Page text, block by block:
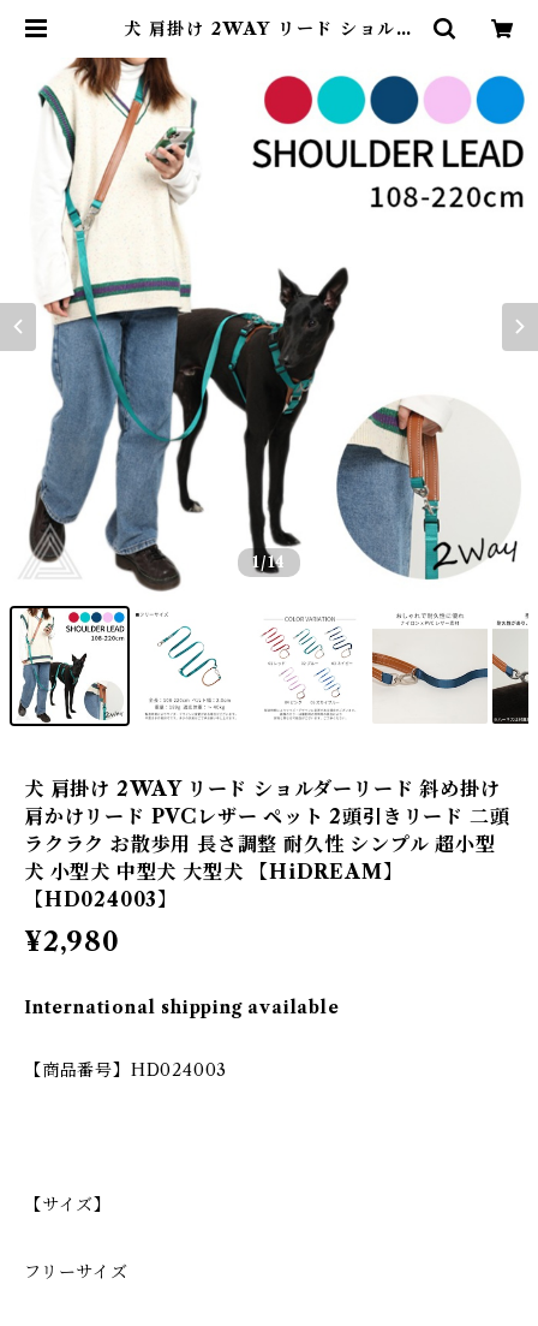
犬 肩掛け 2WAY リード ショルダ
VCレザー ペット 2頭引きリード 二
頭 ラクラク お散歩用 長さ調整 耐久
性 シンプル 超小型犬 小型犬 中型犬
大型犬 【HiDREAM】【HD024
003】 | DearKM ❤︎フレンチブル
ドック孔明
1/14
犬 肩掛け 2WAY リード ショルダーリード 斜め掛け
肩かけリード PVCレザー ペット 2頭引きリード 二頭
ラクラク お散歩用 長さ調整 耐久性 シンプル 超小型
犬 小型犬 中型犬 大型犬 【HiDREAM】
【HD024003】
¥2,980
International shipping available
【商品番号】HD024003
【サイズ】
フリーサイズ